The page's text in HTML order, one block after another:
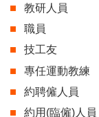
教研人員
職員
技工友
專任運動教練
約聘僱人員
約用(臨僱)人員